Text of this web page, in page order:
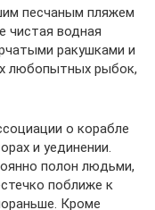
песчаным пляжем
чистая водная
ракушками и
любопытных рыбок,
о корабле
и уединении.
полон людьми,
поближе к
Кроме